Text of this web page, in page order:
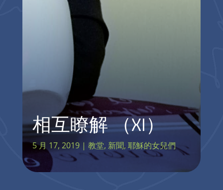
相互瞭解 （XI）
5 月 17, 2019| 教堂, 新聞, 耶穌的女兒們